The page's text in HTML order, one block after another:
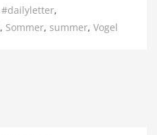
#dailyletter,
, Sommer, summer, Vogel